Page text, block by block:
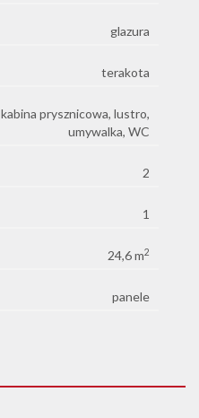
glazura
terakota
kabina prysznicowa, lustro,
umywalka, WC
2
1
24,6 m2
panele